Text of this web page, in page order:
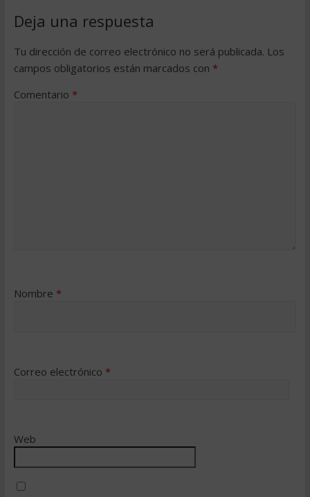
Deja una respuesta
Tu dirección de correo electrónico no será publicada. Los
campos obligatorios están marcados con *
Comentario *
Nombre *
Correo electrónico *
Web